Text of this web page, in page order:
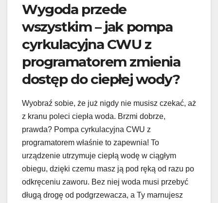
Wygoda przede
wszystkim – jak pompa
cyrkulacyjna CWU z
programatorem zmienia
dostęp do ciepłej wody?
Wyobraź sobie, że już nigdy nie musisz czekać, aż
z kranu poleci ciepła woda. Brzmi dobrze,
prawda? Pompa cyrkulacyjna CWU z
programatorem właśnie to zapewnia! To
urządzenie utrzymuje ciepłą wodę w ciągłym
obiegu, dzięki czemu masz ją pod ręką od razu po
odkręceniu zaworu. Bez niej woda musi przebyć
długą drogę od podgrzewacza, a Ty marnujesz